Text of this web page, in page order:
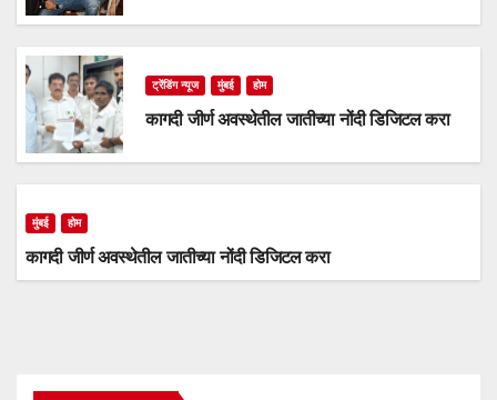
ट्रेंडिंग न्यूज मुंबई होम
कागदी जीर्ण अवस्थेतील जातीच्या नोंदी डिजिटल करा
मुंबई होम
कागदी जीर्ण अवस्थेतील जातीच्या नोंदी डिजिटल करा